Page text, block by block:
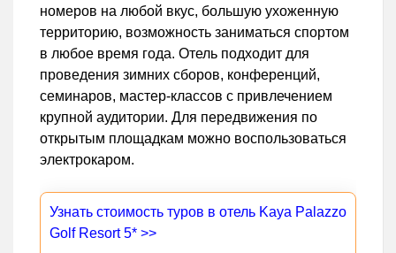
номеров на любой вкус, большую ухоженную
территорию, возможность заниматься спортом
в любое время года. Отель подходит для
проведения зимних сборов, конференций,
семинаров, мастер-классов с привлечением
крупной аудитории. Для передвижения по
открытым площадкам можно воспользоваться
электрокаром.
Узнать стоимость туров в отель Kaya Palazzo
Golf Resort 5* >>